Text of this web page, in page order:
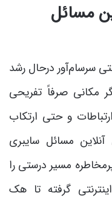
مسائل
سرسام‌آور درحال رشد
مکانی صرفاً تفریحی
و حتی ارتکاب
مسائل سایبری
مسیر درستی را
گرفته تا هک